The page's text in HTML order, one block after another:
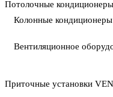
Потолочные
Колонные кондиционеры
Вентиляционное
Приточные установки